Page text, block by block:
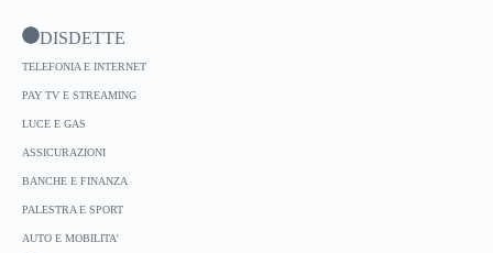
DISDETTE
TELEFONIA E INTERNET
PAY TV E STREAMING
LUCE E GAS
ASSICURAZIONI
BANCHE E FINANZA
PALESTRA E SPORT
AUTO E MOBILITA'